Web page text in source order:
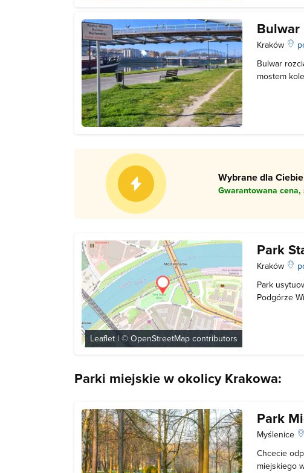
Kraków
Bulwar
mostem
Wybrane dla
Gwarantowana
Leaflet | ©OpenStreetMap contributors
Park
Kraków
Park
Podgórze
Parki miejskie w okolicy Krakowa:
Park
Myślenice
Chcecie
miejskiego